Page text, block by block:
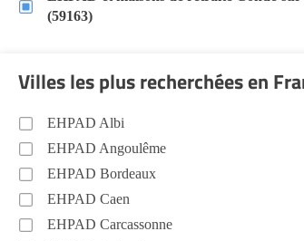
(59163)
Villes les plus recherchées en
EHPAD Albi
EHPAD Angoulême
EHPAD Bordeaux
EHPAD Caen
EHPAD Carcassonne